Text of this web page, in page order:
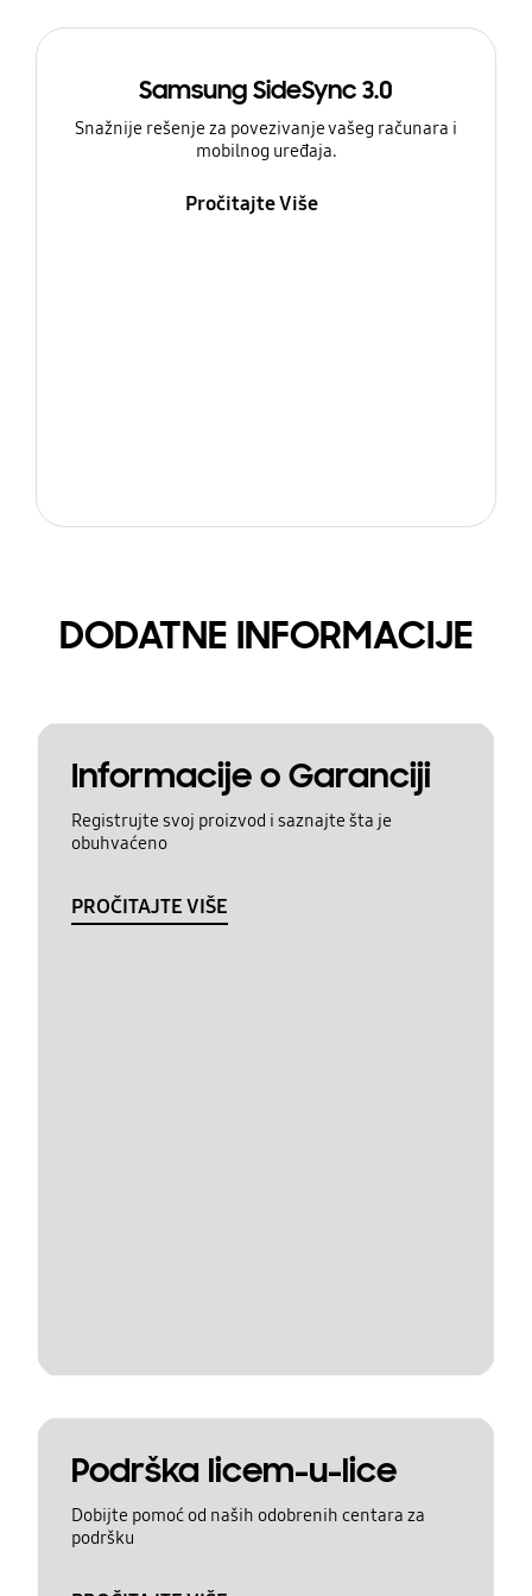
Samsung SideSync 3.0
Snažnije rešenje za povezivanje vašeg računara i
mobilnog uređaja.
Pročitajte Više
DODATNE INFORMACIJE
Informacije o Garanciji
Registrujte svoj proizvod i saznajte šta je
obuhvaćeno
PROČITAJTE VIŠE
Podrška licem-u-lice
Dobijte pomoć od naših odobrenih centara za
podršku